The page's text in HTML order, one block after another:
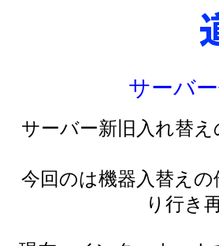
サーバ
サーバー新旧入れ替
今回のは機器入替え
り行き